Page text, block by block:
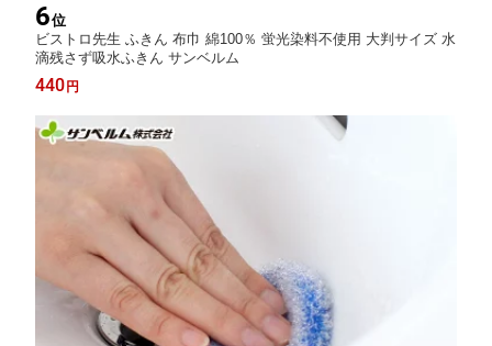
6位
ビストロ先生 ふきん 布巾 綿100％ 蛍光染料不使用 大判サイズ 水
滴残さず吸水ふきん サンベルム
440 円